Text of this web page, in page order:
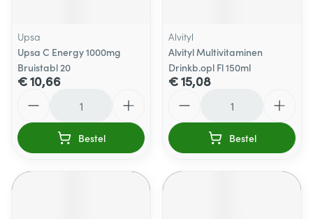
Upsa
Upsa C Energy 1000mg
Bruistabl 20
€ 10,66
Bestel
Alvityl
Alvityl Multivitaminen
Drinkb.opl Fl 150ml
€ 15,08
Bestel